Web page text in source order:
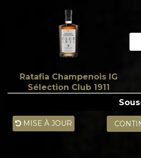
Ratafia Champenois IG
Sélection Club 1911
MISE À JOUR